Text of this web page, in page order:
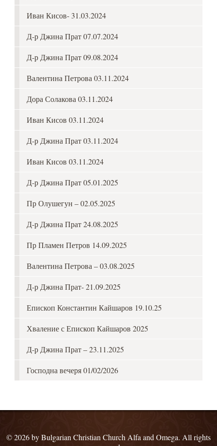
Иван Кисов- 31.03.2024
Д-р Джина Прат 07.07.2024
Д-р Джина Прат 09.08.2024
Валентина Петрова 03.11.2024
Дора Солакова 03.11.2024
Иван Кисов 03.11.2024
Д-р Джина Прат 03.11.2024
Иван Кисов 03.11.2024
Д-р Джина Прат 05.01.2025
Пр Олушегун – 02.05.2025
Д-р Джина Прат 24.08.2025
Пр Пламен Петров 14.09.2025
Валентина Петрова – 03.08.2025
Д-р Джина Прат- 21.09.2025
Епископ Константин Кайшаров 19.10.25
Хваление с Епископ Кайшаров 2025
Д-р Джина Прат – 23.11.2025
Господна вечеря 01/02/2026
© 2026 by Bulgarian Christian Church Alfa and Omega. All rights